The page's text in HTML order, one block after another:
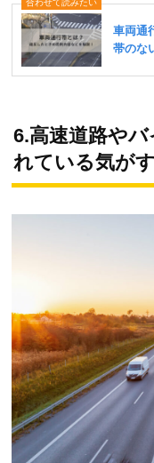
6.高速道路や
れている気がす